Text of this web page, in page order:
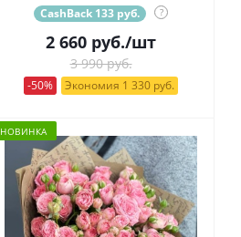
CashBack 133 руб. ?
2 660 руб./шт
3 990 руб.
-50% Экономия 1 330 руб.
НОВИНКА